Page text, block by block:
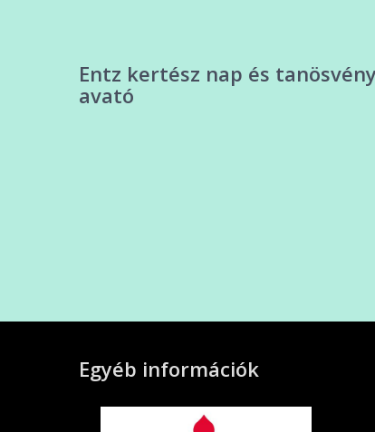
Entz kertész nap és tanösvény
avató
Egyéb információk